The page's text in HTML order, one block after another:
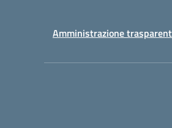
Amministrazione